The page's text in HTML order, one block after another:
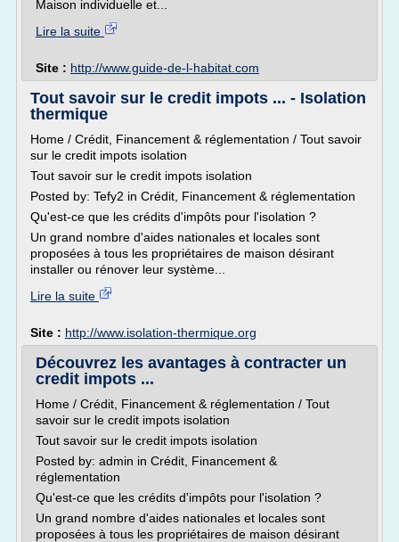
Maison individuelle et...
Lire la suite
Site : http://www.guide-de-l-habitat.com
Tout savoir sur le credit impots ... - Isolation
thermique
Home / Crédit, Financement & réglementation / Tout savoir
sur le credit impots isolation
Tout savoir sur le credit impots isolation
Posted by: Tefy2 in Crédit, Financement & réglementation
Qu'est-ce que les crédits d'impôts pour l'isolation ?
Un grand nombre d'aides nationales et locales sont
proposées à tous les propriétaires de maison désirant
installer ou rénover leur système...
Lire la suite
Site : http://www.isolation-thermique.org
Découvrez les avantages à contracter un
credit impots ...
Home / Crédit, Financement & réglementation / Tout
savoir sur le credit impots isolation
Tout savoir sur le credit impots isolation
Posted by: admin in Crédit, Financement &
réglementation
Qu'est-ce que les crédits d'impôts pour l'isolation ?
Un grand nombre d'aides nationales et locales sont
proposées à tous les propriétaires de maison désirant